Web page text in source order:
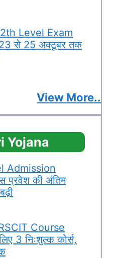
Level Exam
से 25 अक्टूबर तक
View More..
Yojana
Admission
प्रवेश की अंतिम
Course
3 निःशुल्क कोर्स,